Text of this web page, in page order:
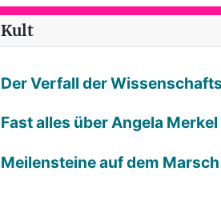
Kult
Der Verfall der
Fast alles über Angela Merkel
Meilensteine auf dem